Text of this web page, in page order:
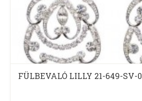
FÜLBEVALÓ LILLY 21-649-SV-0